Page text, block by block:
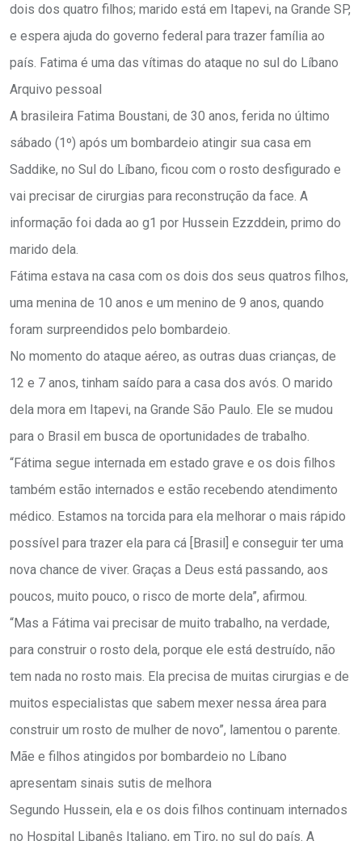
dois dos quatro filhos; marido está em Itapevi, na Grande SP,
e espera ajuda do governo federal para trazer família ao
país. Fatima é uma das vítimas do ataque no sul do Líbano
Arquivo pessoal
A brasileira Fatima Boustani, de 30 anos, ferida no último
sábado (1º) após um bombardeio atingir sua casa em
Saddike, no Sul do Líbano, ficou com o rosto desfigurado e
vai precisar de cirurgias para reconstrução da face. A
informação foi dada ao g1 por Hussein Ezzddein, primo do
marido dela.
Fátima estava na casa com os dois dos seus quatros filhos,
uma menina de 10 anos e um menino de 9 anos, quando
foram surpreendidos pelo bombardeio.
No momento do ataque aéreo, as outras duas crianças, de
12 e 7 anos, tinham saído para a casa dos avós. O marido
dela mora em Itapevi, na Grande São Paulo. Ele se mudou
para o Brasil em busca de oportunidades de trabalho.
“Fátima segue internada em estado grave e os dois filhos
também estão internados e estão recebendo atendimento
médico. Estamos na torcida para ela melhorar o mais rápido
possível para trazer ela para cá [Brasil] e conseguir ter uma
nova chance de viver. Graças a Deus está passando, aos
poucos, muito pouco, o risco de morte dela”, afirmou.
“Mas a Fátima vai precisar de muito trabalho, na verdade,
para construir o rosto dela, porque ele está destruído, não
tem nada no rosto mais. Ela precisa de muitas cirurgias e de
muitos especialistas que sabem mexer nessa área para
construir um rosto de mulher de novo”, lamentou o parente.
Mãe e filhos atingidos por bombardeio no Líbano
apresentam sinais sutis de melhora
Segundo Hussein, ela e os dois filhos continuam internados
no Hospital Libanês Italiano, em Tiro, no sul do país. A